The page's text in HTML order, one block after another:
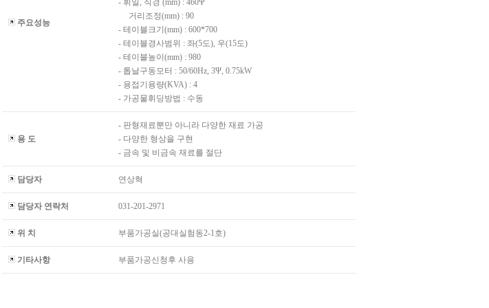
주요성능
- 휘일, 직경 (mm) : 460Ψ
거리조정(mm) : 90
- 테이블크기(mm) : 600*700
- 테이블경사범위 : 좌(5도), 우(15도)
- 테이블높이(mm) : 980
- 톱날구동모터 : 50/60Hz, 3Ψ, 0.75kW
- 용접기용량(KVA) : 4
- 가공물휘딩방법 : 수동
용 도
- 판형재료뿐만 아니라 다양한 재료 가공
- 다양한 형상을 구현
- 금속 및 비금속 재료를 절단
담당자 연상혁
담당자 연락처 031-201-2971
위 치 부품가공실(공대실험동2-1호)
기타사항 부품가공신청후 사용